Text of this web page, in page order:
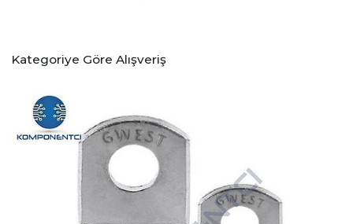
Kategoriye Göre Alışveriş